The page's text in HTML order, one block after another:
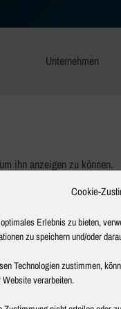
Cookie-
Erlebnis zu bieten,
zu speichern und/oder
Technologien zustimmen,
Website verarbeiten.
Unternehmen
ihn anzeigen zu können.